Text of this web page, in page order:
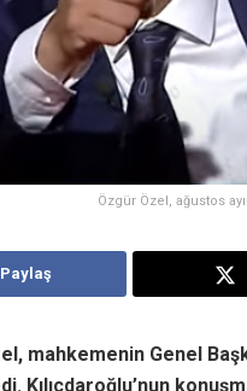
Özgür Özel, ağustos
mahkemenin Genel
Kılıçdaroğlu’nun